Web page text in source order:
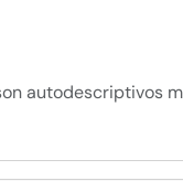
autodescriptivos